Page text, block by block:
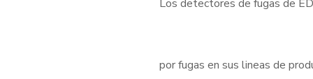
Los detectores de fugas de
por fugas en sus lineas de